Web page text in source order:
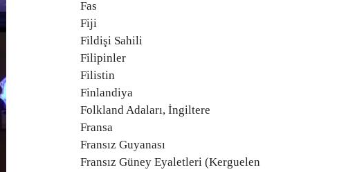
Fas
Fiji
Fildişi Sahili
Filipinler
Filistin
Finlandiya
Folkland Adaları, İngiltere
Fransa
Fransız Guyanası
Fransız Güney Eyaletleri (Kerguelen